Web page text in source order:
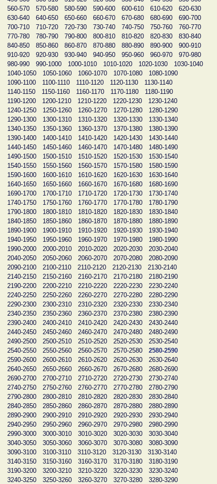
560-570
570-580 580-590 590-600 600-610 610-620
620-630
630-640
640-650 650-660 660-670 670-680 680-690
690-700
700-710
710-720 720-730 730-740 740-750 750-760
760-770
770-780
780-790 790-800 800-810 810-820 820-830
830-840
840-850
850-860 860-870 870-880 880-890 890-900
900-910
910-920
920-930 930-940 940-950 950-960 960-970
970-980
980-990
990-1000 1000-1010 1010-1020 1020-1030
1030-1040
1040-1050
1050-1060 1060-1070 1070-1080
1080-1090
1090-1100
1100-1110 1110-1120 1120-1130
1130-1140
1140-1150
1150-1160 1160-1170 1170-1180
1180-1190
1190-1200
1200-1210 1210-1220 1220-1230
1230-1240
1240-1250
1250-1260 1260-1270 1270-1280
1280-1290
1290-1300
1300-1310 1310-1320 1320-1330
1330-1340
1340-1350
1350-1360 1360-1370 1370-1380
1380-1390
1390-1400
1400-1410 1410-1420 1420-1430
1430-1440
1440-1450
1450-1460 1460-1470 1470-1480
1480-1490
1490-1500
1500-1510 1510-1520 1520-1530
1530-1540
1540-1550
1550-1560 1560-1570 1570-1580
1580-1590
1590-1600
1600-1610 1610-1620 1620-1630
1630-1640
1640-1650
1650-1660 1660-1670 1670-1680
1680-1690
1690-1700
1700-1710 1710-1720 1720-1730
1730-1740
1740-1750
1750-1760 1760-1770 1770-1780
1780-1790
1790-1800
1800-1810 1810-1820 1820-1830
1830-1840
1840-1850
1850-1860 1860-1870 1870-1880
1880-1890
1890-1900
1900-1910 1910-1920 1920-1930
1930-1940
1940-1950
1950-1960 1960-1970 1970-1980
1980-1990
1990-2000
2000-2010 2010-2020 2020-2030
2030-2040
2040-2050
2050-2060 2060-2070 2070-2080
2080-2090
2090-2100
2100-2110 2110-2120 2120-2130
2130-2140
2140-2150
2150-2160 2160-2170 2170-2180
2180-2190
2190-2200
2200-2210 2210-2220 2220-2230
2230-2240
2240-2250
2250-2260 2260-2270 2270-2280
2280-2290
2290-2300
2300-2310 2310-2320 2320-2330
2330-2340
2340-2350
2350-2360 2360-2370 2370-2380
2380-2390
2390-2400
2400-2410 2410-2420 2420-2430
2430-2440
2440-2450
2450-2460 2460-2470 2470-2480
2480-2490
2490-2500
2500-2510 2510-2520 2520-2530
2530-2540
2540-2550
2550-2560 2560-2570 2570-2580
2580-2590
2590-2600
2600-2610 2610-2620 2620-2630
2630-2640
2640-2650
2650-2660 2660-2670 2670-2680
2680-2690
2690-2700
2700-2710 2710-2720 2720-2730
2730-2740
2740-2750
2750-2760 2760-2770 2770-2780
2780-2790
2790-2800
2800-2810 2810-2820 2820-2830
2830-2840
2840-2850
2850-2860 2860-2870 2870-2880
2880-2890
2890-2900
2900-2910 2910-2920 2920-2930
2930-2940
2940-2950
2950-2960 2960-2970 2970-2980
2980-2990
2990-3000
3000-3010 3010-3020 3020-3030
3030-3040
3040-3050
3050-3060 3060-3070 3070-3080
3080-3090
3090-3100
3100-3110 3110-3120 3120-3130
3130-3140
3140-3150
3150-3160 3160-3170 3170-3180
3180-3190
3190-3200
3200-3210 3210-3220 3220-3230
3230-3240
3240-3250
3250-3260 3260-3270 3270-3280
3280-3290